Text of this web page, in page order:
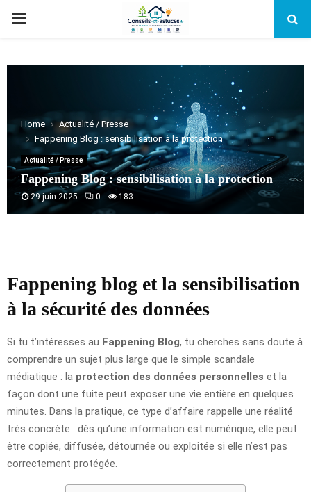
PRIMARY
Home
Actualité / Presse
Fappening Blog : sensibilisation à la protection
Actualité / Presse
Fappening Blog : sensibilisation à la protection
29 juin 2025 0 183
Fappening blog et la sensibilisation
à la sécurité des données
Si tu t’intéresses au Fappening Blog, tu cherches sans doute à
comprendre un sujet plus large que le simple scandale
médiatique : la protection des données personnelles et la
façon dont une fuite peut exposer une vie entière en quelques
minutes. Dans la pratique, ce type d’affaire rappelle une réalité
très concrète : dès qu’une information est numérique, elle peut
être copiée, diffusée, détournée ou exploitée si elle n’est pas
correctement protégée.